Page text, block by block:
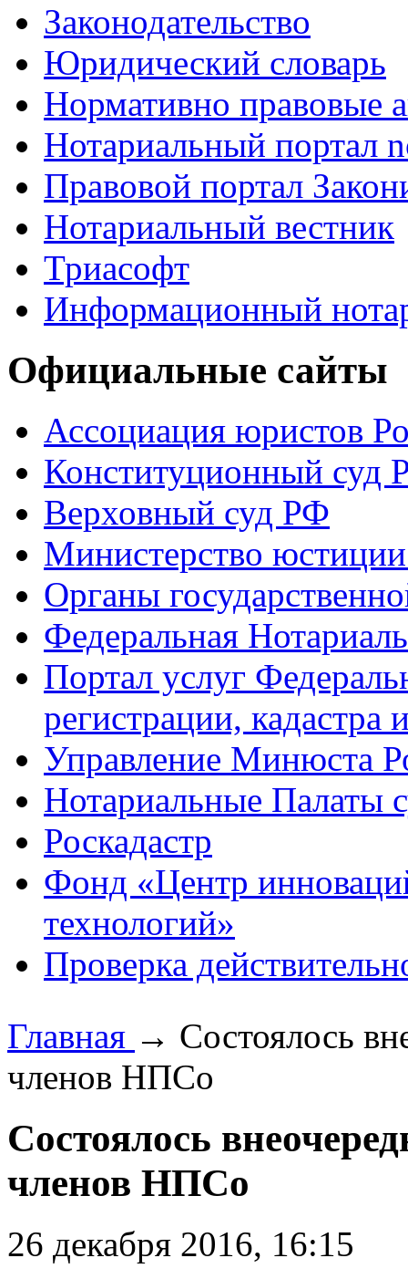
Законодательство
Юридический словарь
Нормативно правовые
Нотариальный портал
Правовой портал
Нотариальный вестник
Триасофт
Информационный
Официальные сайты
Ассоциация юристов
Конституционный суд
Верховный суд РФ
Министерство
Органы
Федеральная
Портал услуг
регистрации, кадастра
Управление Минюста
Нотариальные Палаты
Роскадастр
Фонд «Центр
технологий»
Проверка
Главная → Состоялось
членов НПСо
Состоялось
членов НПСо
26 декабря 2016, 16:15